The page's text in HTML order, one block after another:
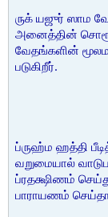
ருக் யஜுர் ஸாம
அனைத்தின்
வேதங்களின்
படுகிறீர்.
ப்ருஹ்ம ஹத்தி
வறுமையால்
ப்ரதக்ஷிணம்
பாராயணம்